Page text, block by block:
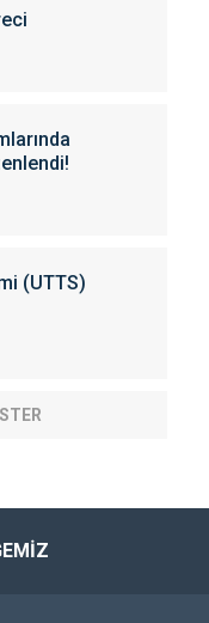
(UTTS)